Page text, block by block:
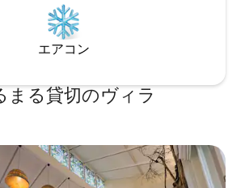
エアコン
まる貸切のヴィラ